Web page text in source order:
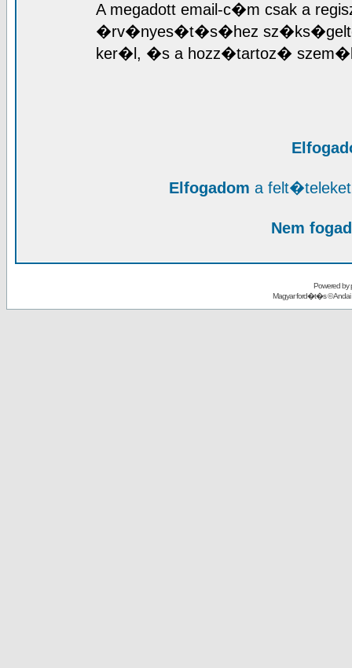
A megadott email-c�m csak a
�rv�nyes�t�s�hez
ker�l, �s a hozz�tartoz�
Elfogadom a
Nem
Powered by
Magyar ford�t�s ©Andai